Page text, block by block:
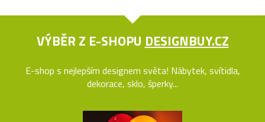
VÝBĚR Z E-SHOPU DESIGNBUY.CZ
E-shop s nejlepším designem světa! Nábytek, svítidla,
dekorace, sklo, šperky...